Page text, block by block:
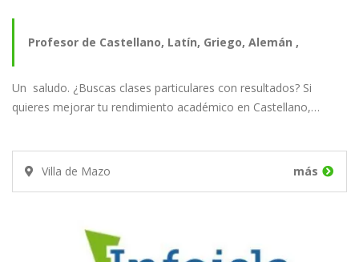
Profesor de Castellano, Latín, Griego, Alemán ,
Literatura,…
Un saludo. ¿Buscas clases particulares con resultados? Si
quieres mejorar tu rendimiento académico en Castellano,…
Villa de Mazo más